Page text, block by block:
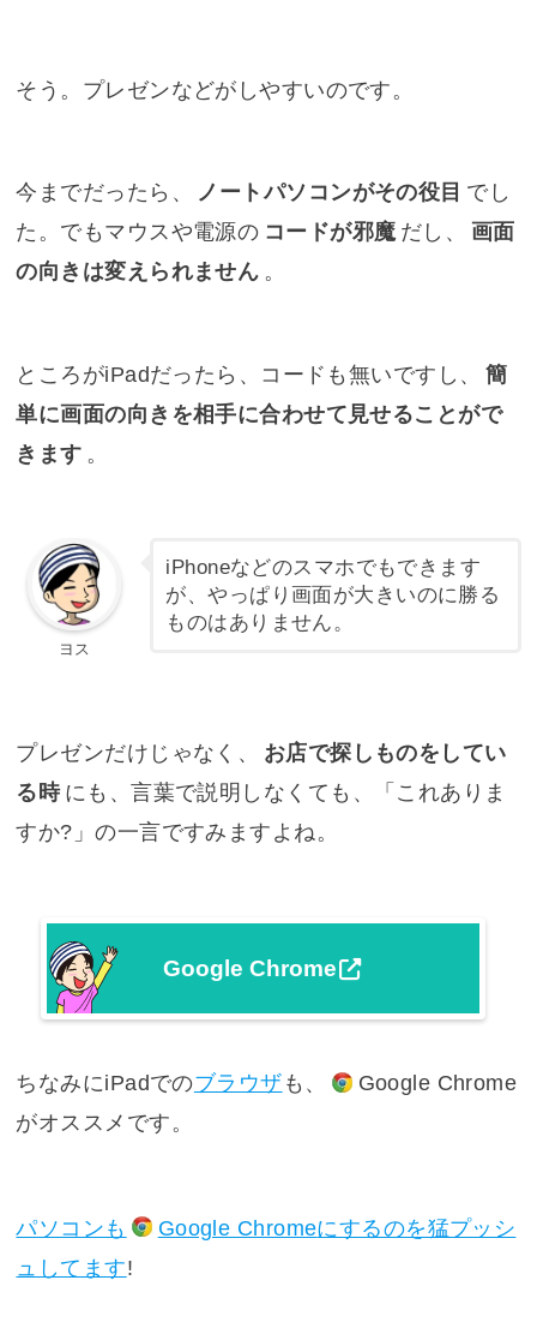
そう。プレゼンなどがしやすいのです。
今までだったら、 ノートパソコンがその役目 でし
た。でもマウスや電源の コードが邪魔 だし、
画面
の向きは変えられません 。
ところがiPadだったら、コードも無いですし、
簡
単に画面の向きを相手に合わせて見せることがで
きます 。
ヨス
iPhoneなどのスマホでもできます
が、やっぱり画面が大きいのに勝る
ものはありません。
プレゼンだけじゃなく、
お店で探しものをしてい
る時 にも、言葉で説明しなくても、「これありま
すか?」の一言ですみますよね。
Google Chrome
ちなみにiPadでのブラウザ も、
Google Chrome
がオススメです。
パソコンも Google Chromeにするのを猛プッシ
ュしてます!